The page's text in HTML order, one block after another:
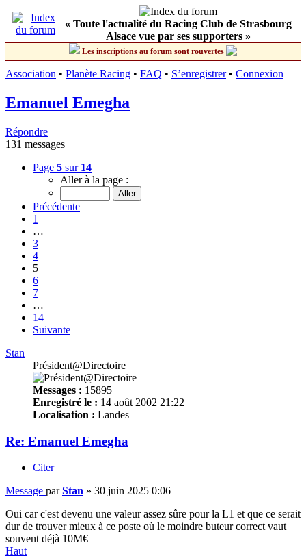
« Toute l'actualité du Racing Club de Strasbourg
Alsace vue par ses supporters »
Les inscriptions au forum sont rouvertes
Association • Planète Racing • FAQ • S’enregistrer• Connexion
Emanuel Emegha
Répondre
131 messages
Page 5 sur 14
Aller à la page :
Précédente
1
…
3
4
5
6
7
…
14
Suivante
Stan
Président@Directoire
Messages : 15895
Enregistré le : 14 août 2002 21:22
Localisation : Landes
Re: Emanuel Emegha
Citer
Message parStan » 30 juin 2025 0:06
Oui car c'est devenu une valeur assez sûre pour la L1 et que ce serait
dur de trouver mieux à ce poste où le moindre buteur correct vaut
souvent déjà 10M€
Haut